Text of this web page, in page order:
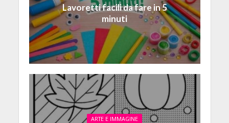
Lavoretti facili da fare in 5
minuti
ARTE E IMMAGINE